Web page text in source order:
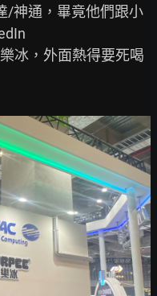
/神通，畢竟他們跟小
冰，外面熱得要死喝